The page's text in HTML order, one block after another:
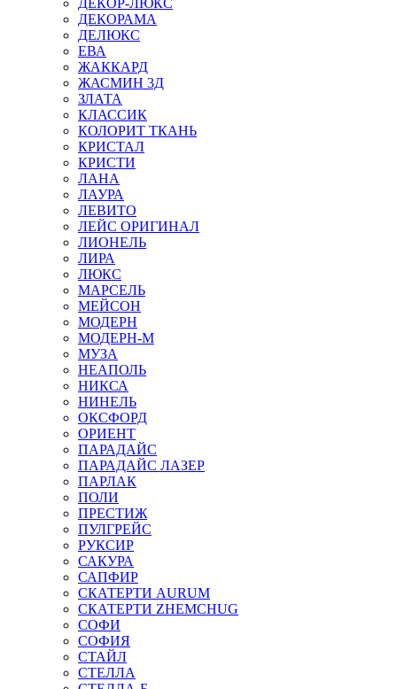
ДЕКОР-ЛЮКС
ДЕКОРАМА
ДЕЛЮКС
ЕВА
ЖАККАРД
ЖАСМИН 3Д
ЗЛАТА
КЛАССИК
КОЛОРИТ ТКАНЬ
КРИСТАЛ
КРИСТИ
ЛАНА
ЛАУРА
ЛЕВИТО
ЛЕЙС ОРИГИНАЛ
ЛИОНЕЛЬ
ЛИРА
ЛЮКС
МАРСЕЛЬ
МЕЙСОН
МОДЕРН
МОДЕРН-М
МУЗА
НЕАПОЛЬ
НИКСА
НИНЕЛЬ
ОКСФОРД
ОРИЕНТ
ПАРАДАЙС
ПАРАДАЙС ЛАЗЕР
ПАРЛАК
ПОЛИ
ПРЕСТИЖ
ПУЛГРЕЙС
РУКСИР
САКУРА
САПФИР
СКАТЕРТИ AURUM
СКАТЕРТИ ZHEMCHUG
СОФИ
СОФИЯ
СТАЙЛ
СТЕЛЛА